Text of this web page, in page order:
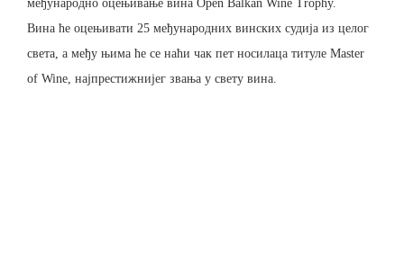
међународно оцењивање вина Open Balkan Wine Trophy.
Вина ће оцењивати 25 међународних винских судија из целог
света, а међу њима ће се наћи чак пет носилаца титуле Master
of Wine, најпрестижнијег звања у свету вина.